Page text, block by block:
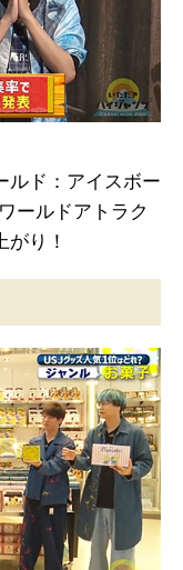
ルド：アイスボー
ールドアトラク
り！